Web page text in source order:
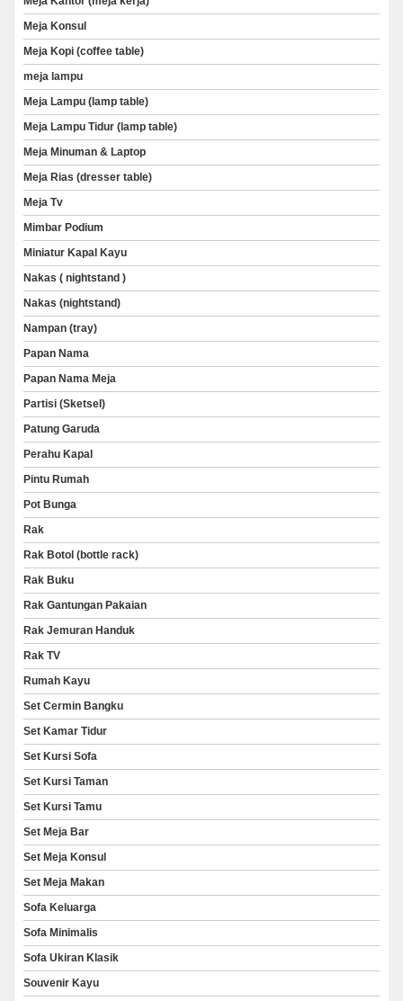
Meja Konsul
Meja Kopi (coffee table)
meja lampu
Meja Lampu (lamp table)
Meja Lampu Tidur (lamp table)
Meja Minuman & Laptop
Meja Rias (dresser table)
Meja Tv
Mimbar Podium
Miniatur Kapal Kayu
Nakas ( nightstand )
Nakas (nightstand)
Nampan (tray)
Papan Nama
Papan Nama Meja
Partisi (Sketsel)
Patung Garuda
Perahu Kapal
Pintu Rumah
Pot Bunga
Rak
Rak Botol (bottle rack)
Rak Buku
Rak Gantungan Pakaian
Rak Jemuran Handuk
Rak TV
Rumah Kayu
Set Cermin Bangku
Set Kamar Tidur
Set Kursi Sofa
Set Kursi Taman
Set Kursi Tamu
Set Meja Bar
Set Meja Konsul
Set Meja Makan
Sofa Keluarga
Sofa Minimalis
Sofa Ukiran Klasik
Souvenir Kayu